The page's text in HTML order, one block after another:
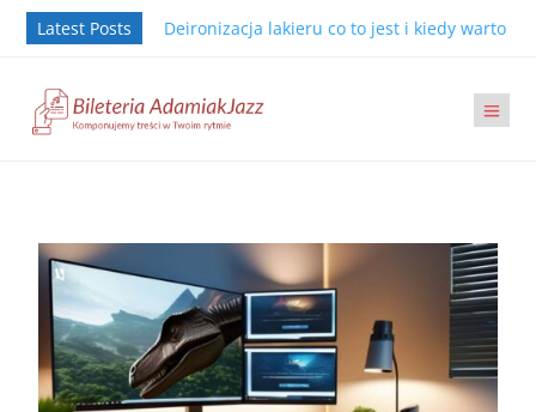
Latest Posts Deironizacja lakieru co to jest i kiedy warto ją